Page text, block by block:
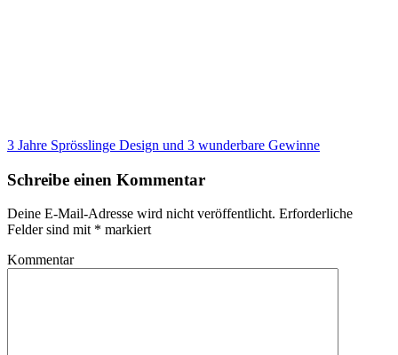
3 Jahre Sprösslinge Design und 3 wunderbare Gewinne
Schreibe einen Kommentar
Deine E-Mail-Adresse wird nicht veröffentlicht. Erforderliche
Felder sind mit * markiert
Kommentar